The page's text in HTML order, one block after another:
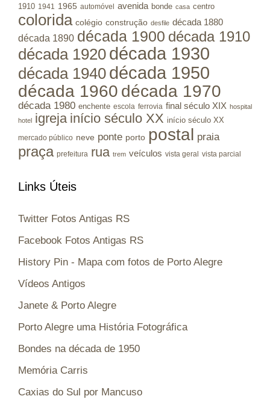
1910 1941 1965 automóvel avenida bonde casa centro
colorida colégio construção desfile década 1880
década 1890 década 1900 década 1910
década 1920 década 1930
década 1940 década 1950
década 1960 década 1970
década 1980 enchente escola ferrovia final século XIX hospital
hotel
igreja início século XX início século XX
mercado público neve ponte porto postal praia
praça prefeitura rua trem veículos vista geral vista parcial
Links Úteis
Twitter Fotos Antigas RS
Facebook Fotos Antigas RS
History Pin - Mapa com fotos de Porto Alegre
Vídeos Antigos
Janete & Porto Alegre
Porto Alegre uma História Fotográfica
Bondes na década de 1950
Memória Carris
Caxias do Sul por Mancuso